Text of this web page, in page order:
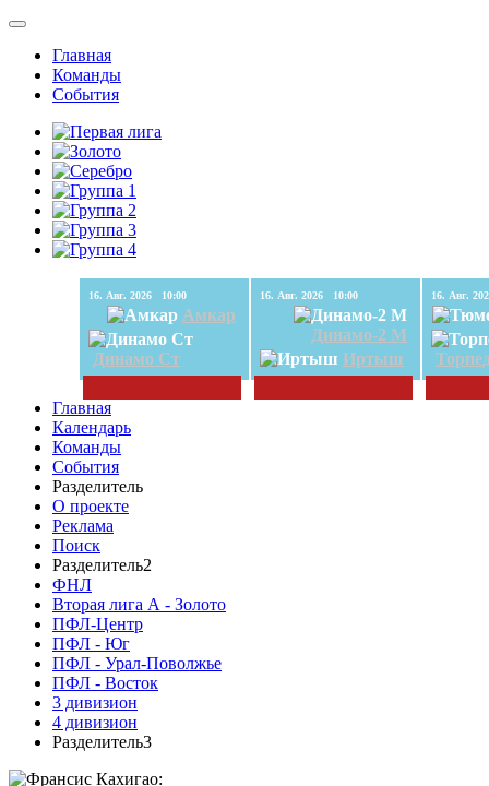
Главная
Команды
События
16. Авг. 2026 10:00
Амкар
Динамо Ст
16. Авг. 2026 10:00
Динамо-2 М
Иртыш
Главная
Календарь
Команды
События
Разделитель
О проекте
Реклама
Поиск
Разделитель2
ФНЛ
Вторая лига А - Золото
ПФЛ-Центр
ПФЛ - Юг
ПФЛ - Урал-Поволжье
ПФЛ - Восток
3 дивизион
4 дивизион
Разделитель3